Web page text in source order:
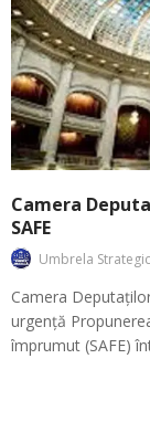
Camera
SAFE
Umbrela
Camera
urgență
împrumut (SAFE)